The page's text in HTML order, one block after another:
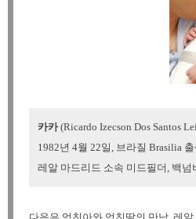
카카(Ricardo Izecson Dos Santos
1982년 4월 22일, 브라질 Brasilia
레알 마드리드 소속 미드필더, 백넘